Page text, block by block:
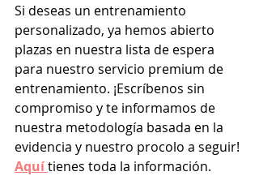
Si deseas un entrenamiento
personalizado, ya hemos abierto
plazas en nuestra lista de espera
para nuestro servicio premium de
entrenamiento. ¡Escríbenos sin
compromiso y te informamos de
nuestra metodología basada en la
evidencia y nuestro procolo a seguir!
Aquí tienes toda la información.